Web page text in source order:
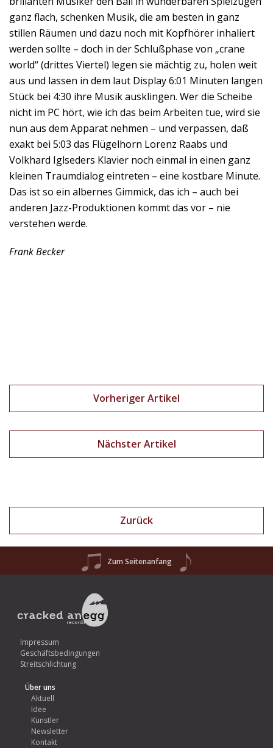
ganz flach, schenken Musik, die am besten in ganz
stillen Räumen und dazu noch mit Kopfhörer inhaliert
werden sollte – doch in der Schlußphase von „crane
world“ (drittes Viertel) legen sie mächtig zu, holen weit
aus und lassen in dem laut Display 6:01 Minuten langen
Stück bei 4:30 ihre Musik ausklingen. Wer die Scheibe
nicht im PC hört, wie ich das beim Arbeiten tue, wird sie
nun aus dem Apparat nehmen – und verpassen, daß
exakt bei 5:03 das Flügelhorn Lorenz Raabs und
Volkhard Iglseders Klavier noch einmal in einen ganz
kleinen Traumdialog eintreten – eine kostbare Minute.
Das ist so ein albernes Gimmick, das ich – auch bei
anderen Jazz-Produktionen kommt das vor – nie
verstehen werde.
Frank Becker
Vorheriger Artikel
Nächster Artikel
Zurück
Zum Seitenanfang
Impressum
Geschäftsbedingungen
Streitschlichtung
Über uns
Aktuell
Idee
Künstler
Newsletter
Kontakt